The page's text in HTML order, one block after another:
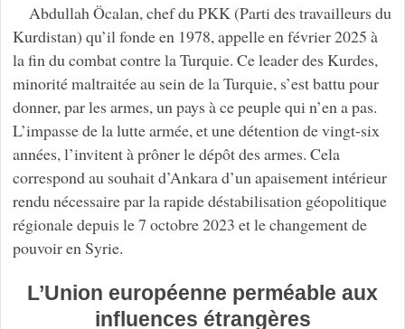
Abdullah Öcalan, chef du PKK (Parti des travailleurs du
Kurdistan) qu’il fonde en 1978, appelle en février 2025 à
la fin du combat contre la Turquie. Ce leader des Kurdes,
minorité maltraitée au sein de la Turquie, s’est battu pour
donner, par les armes, un pays à ce peuple qui n’en a pas.
L’impasse de la lutte armée, et une détention de vingt-six
années, l’invitent à prôner le dépôt des armes. Cela
correspond au souhait d’Ankara d’un apaisement intérieur
rendu nécessaire par la rapide déstabilisation géopolitique
régionale depuis le 7 octobre 2023 et le changement de
pouvoir en Syrie.
L’Union européenne perméable aux
influences étrangères